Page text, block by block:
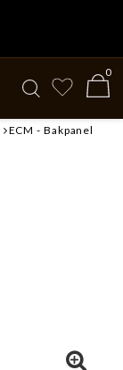
0
ECM - Bakpanel